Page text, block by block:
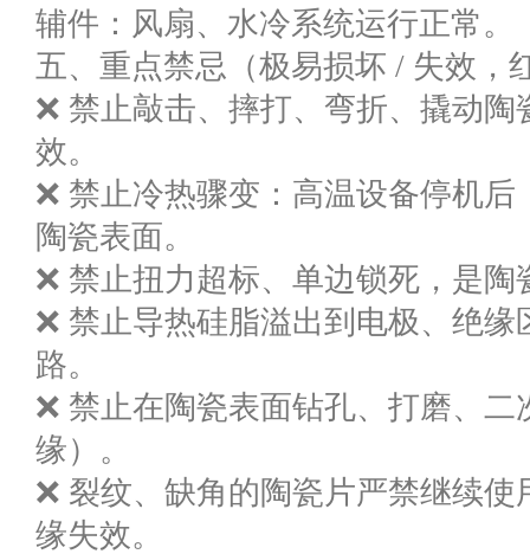
辅件：风扇、水冷系统运行正常。
五、重点禁忌（极易损坏 / 失效，
❌ 禁止敲击、摔打、弯折、撬动
效。
❌ 禁止冷热骤变：高温设备停机
陶瓷表面。
❌ 禁止扭力超标、单边锁死，是
❌ 禁止导热硅脂溢出到电极、绝
路。
❌ 禁止在陶瓷表面钻孔、打磨、
缘）。
❌ 裂纹、缺角的陶瓷片严禁继续
缘失效。